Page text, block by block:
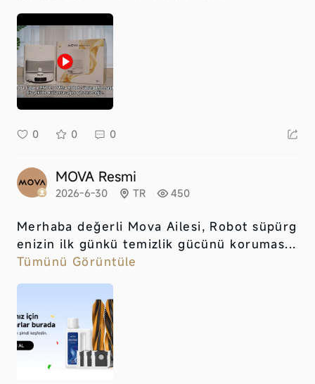
0 0 0
MOVA Resmi
2026-6-30 TR 450
Merhaba değerli Mova Ailesi, Robot süpürg
enizin ilk günkü temizlik gücünü korumas...
Tümünü Görüntüle